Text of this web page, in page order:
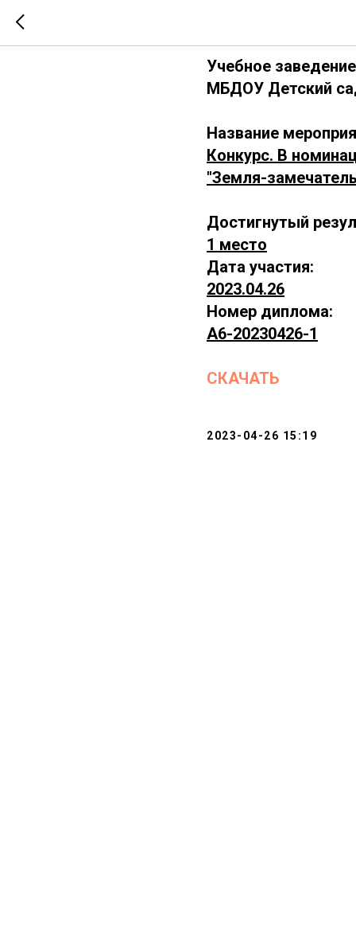
Учебное
МБДОУ Детский
Название
Конкурс. В
"Земля-
Достигнутый
1 место
Дата участия:
2023.04.26
Номер диплома:
А6-20230426-1
СКАЧАТЬ
2023-04-26 15:19